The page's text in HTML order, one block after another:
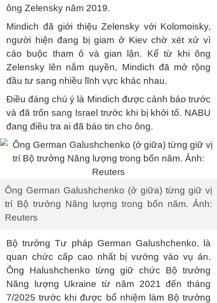
ông Zelensky năm 2019.
Mindich đã giới thiệu Zelensky với Kolomoisky,
người hiện đang bị giam ở Kiev chờ xét xử vì
cáo buộc tham ô và gian lận. Kể từ khi ông
Zelensky lên nắm quyền, Mindich đã mở rộng
đầu tư sang nhiều lĩnh vực khác nhau.
Điều đáng chú ý là Mindich được cảnh báo trước
và đã trốn sang Israel trước khi bị khởi tố. NABU
đang điều tra ai đã báo tin cho ông.
Ông German Galushchenko (ở giữa) từng giữ vị
trí Bộ trưởng Năng lượng trong bốn năm. Ảnh:
Reuters
Bộ trưởng Tư pháp German Galushchenko, là
quan chức cấp cao nhất bị vướng vào vụ án.
Ông Halushchenko từng giữ chức Bộ trưởng
Năng lượng Ukraine từ năm 2021 đến tháng
7/2025 trước khi được bổ nhiệm làm Bộ trưởng